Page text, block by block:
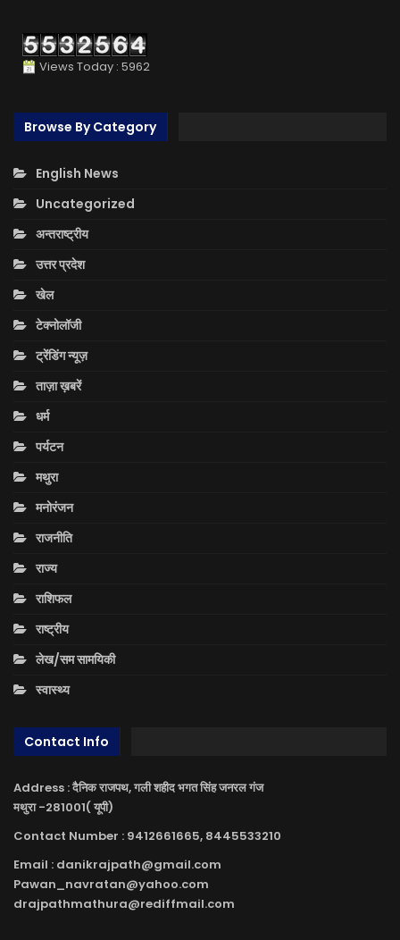
Views Today : 5962
Browse By Category
English News
Uncategorized
अन्तराष्ट्रीय
उत्तर प्रदेश
खेल
टेक्नोलॉजी
ट्रेंडिंग न्यूज़
ताज़ा ख़बरें
धर्म
पर्यटन
मथुरा
मनोरंजन
राजनीति
राज्य
राशिफल
राष्ट्रीय
लेख/सम सामयिकी
स्वास्थ्य
Contact Info
Address : दैनिक राजपथ, गली शहीद भगत सिंह जनरल गंज
मथुरा -281001( यूपी)
Contact Number : 9412661665, 8445533210
Email : danikrajpath@gmail.com
Pawan_navratan@yahoo.com
drajpathmathura@rediffmail.com